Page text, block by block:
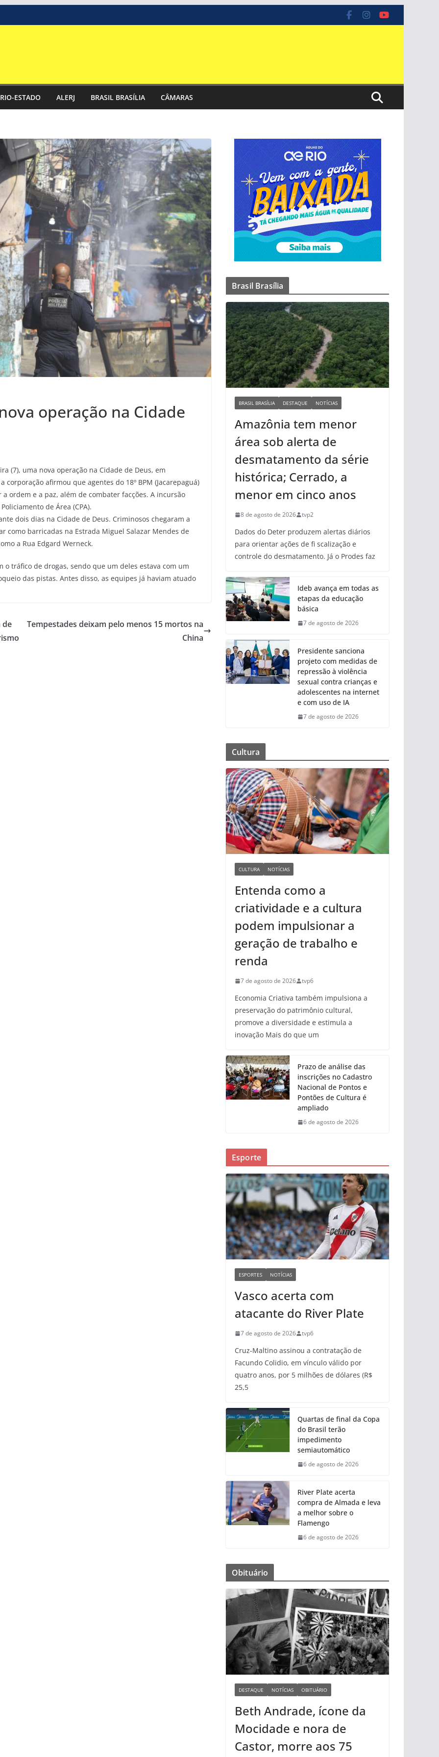
RIO-ESTADO ALERJ BRASIL BRASÍLIA CÂMARAS
operação na Cidade
(7), uma nova operação na Cidade de Deus, em
corporação afirmou que agentes do 18º BPM (Jacarepaguá)
ordem e a paz, além de combater facções. A incursão
de Área (CPA).
dois dias na Cidade de Deus. Criminosos chegaram a
como barricadas na Estrada Miguel Salazar Mendes de
a Rua Edgard Werneck.
tráfico de drogas, sendo que um deles estava com um
das pistas. Antes disso, as equipes já haviam atuado
de
Tempestades deixam pelo menos 15 mortos na
China
Brasil Brasília
BRASIL BRASÍLIA DESTAQUE NOTÍCIAS
Amazônia tem menor
área sob alerta de
desmatamento da série
histórica; Cerrado, a
menor em cinco anos
8 de agosto de 2026 tvp2
Dados do Deter produzem alertas diários
para orientar ações de fi scalização e
controle do desmatamento. Já o Prodes faz
Ideb avança em todas as
etapas da educação
básica
7 de agosto de 2026
Presidente sanciona
projeto com medidas de
repressão à violência
sexual contra crianças e
adolescentes na internet
e com uso de IA
7 de agosto de 2026
Cultura
CULTURA NOTÍCIAS
Entenda como a
criatividade e a cultura
podem impulsionar a
geração de trabalho e
renda
7 de agosto de 2026 tvp6
Economia Criativa também impulsiona a
preservação do patrimônio cultural,
promove a diversidade e estimula a
inovação Mais do que um
Prazo de análise das
inscrições no Cadastro
Nacional de Pontos e
Pontões de Cultura é
ampliado
6 de agosto de 2026
Esporte
ESPORTES NOTÍCIAS
Vasco acerta com
atacante do River Plate
7 de agosto de 2026 tvp6
Cruz-Maltino assinou a contratação de
Facundo Colidio, em vínculo válido por
quatro anos, por 5 milhões de dólares (R$
25,5
Quartas de final da Copa
do Brasil terão
impedimento
semiautomático
6 de agosto de 2026
River Plate acerta
compra de Almada e leva
a melhor sobre o
Flamengo
6 de agosto de 2026
Obituário
DESTAQUE NOTÍCIAS OBITUÁRIO
Beth Andrade, ícone da
Mocidade e nora de
Castor, morre aos 75